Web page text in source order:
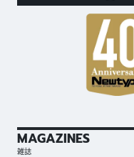
MAGAZINES
雑誌